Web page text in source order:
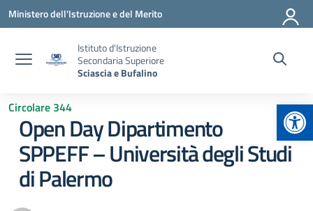
Vai ai contenuti
Vai al menu di navigazione
Vai al footer
Ministero dell'Istruzione e del Merito
Istituto d'Istruzione
Secondaria Superiore
Sciascia e Bufalino
Circolare 344
Open Day Dipartimento
SPPEFF – Università degli Studi
di Palermo